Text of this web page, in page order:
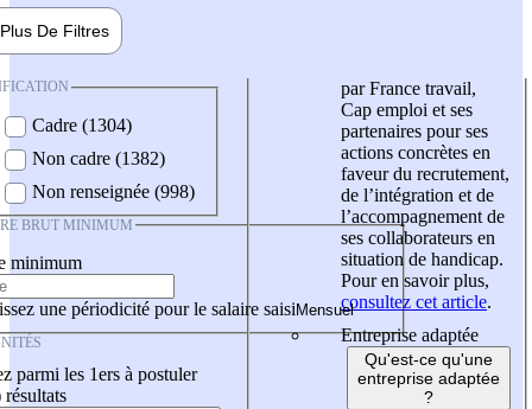
Plus De Filtres
Cadre (1304)
Non cadre (1382)
Non renseignée (998)
BRUT MINIMUM
minimum
une périodicité pour le salaire saisi
parmi les 1ers à postuler
résultats
par France travail,
Cap emploi et ses
partenaires pour ses
actions concrètes en
faveur du recrutement,
de l’intégration et de
l’accompagnement de
ses collaborateurs en
situation de handicap.
Pour en savoir plus,
consultez cet article.
Entreprise adaptée
Qu'est-ce qu'une
entreprise adaptée
?